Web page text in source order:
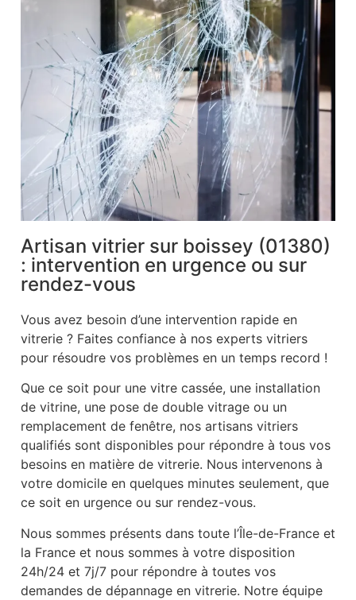
Artisan vitrier sur boissey (01380)
: intervention en urgence ou sur
rendez-vous
Vous avez besoin d’une intervention rapide en
vitrerie ? Faites confiance à nos experts vitriers
pour résoudre vos problèmes en un temps record !
Que ce soit pour une vitre cassée, une installation
de vitrine, une pose de double vitrage ou un
remplacement de fenêtre, nos artisans vitriers
qualifiés sont disponibles pour répondre à tous vos
besoins en matière de vitrerie. Nous intervenons à
votre domicile en quelques minutes seulement, que
ce soit en urgence ou sur rendez-vous.
Nous sommes présents dans toute l’Île-de-France et
la France et nous sommes à votre disposition
24h/24 et 7j/7 pour répondre à toutes vos
demandes de dépannage en vitrerie. Notre équipe